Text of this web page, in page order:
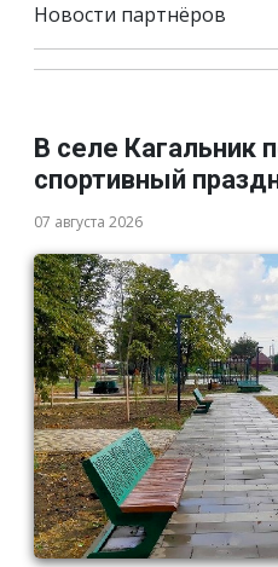
Новости партнёров
В селе Кагальник
спортивный
07 августа 2026